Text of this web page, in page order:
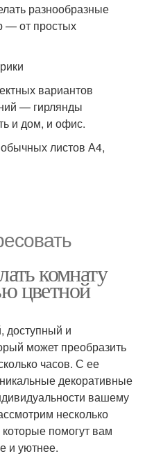
разнообразные
— от простых
вариантов
— гирлянды
и дом, и офис.
листов А4,
комнату
цветной
доступный и
может преобразить
часов. С ее
декоративные
вашему
несколько
помогут вам
и уютнее.